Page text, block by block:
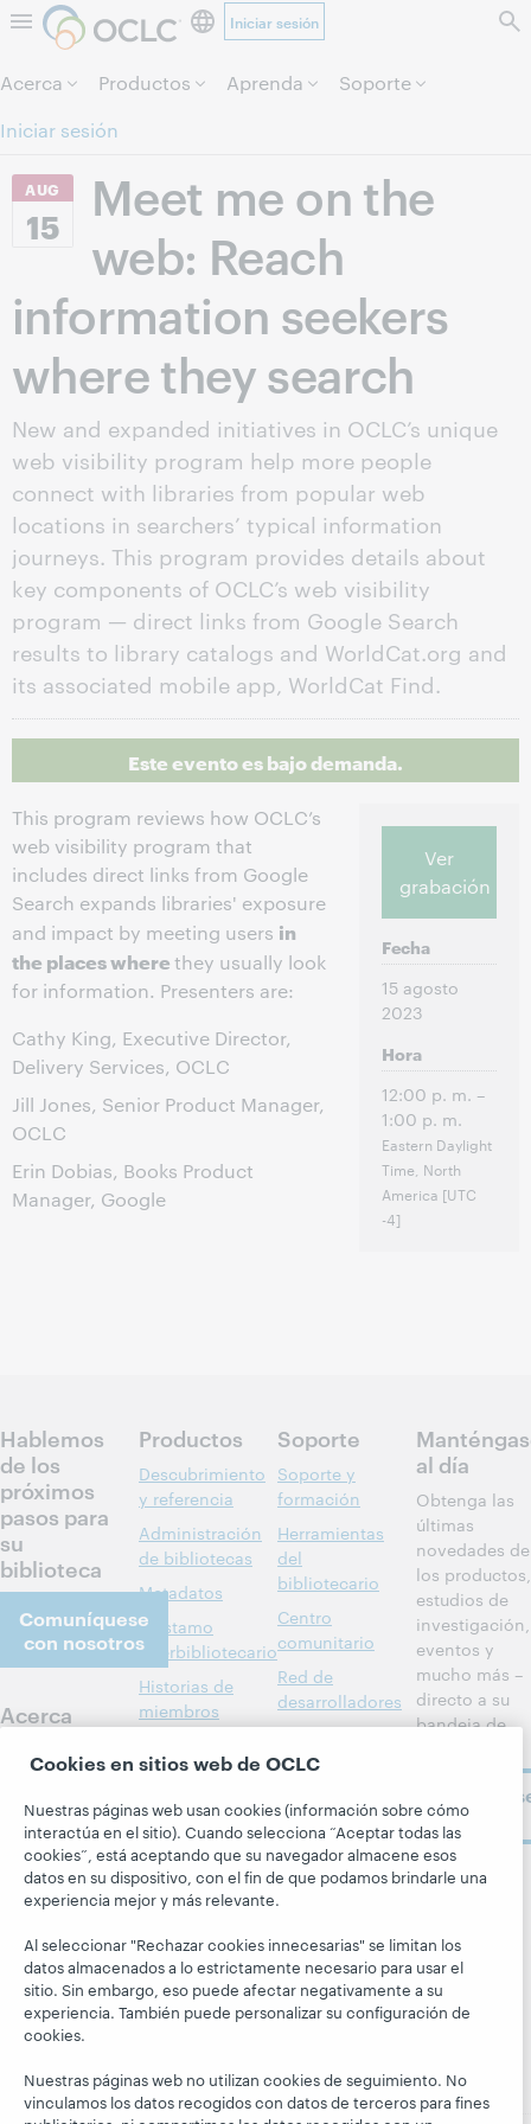
Saltar al contenido.
Iniciar sesión
Acerca Productos Aprenda
Soporte
Iniciar sesión
AUG
15
Meet me on the
web: Reach
information seekers
where they search
New and expanded initiatives in OCLC’s unique
web visibility program help more people
connect with libraries from popular web
locations in searchers’ typical information
journeys. This program provides details about
key components of OCLC’s web visibility
program — direct links from Google Search
results to library catalogs and WorldCat.org and
its associated mobile app, WorldCat Find.
Este evento es bajo demanda.
This program reviews how OCLC’s
web visibility program that
includes direct links from Google
Search expands libraries' exposure
and impact by meeting users in
the places wherethey usually look
for information. Presenters are:
Cathy King, Executive Director,
Delivery Services, OCLC
Jill Jones, Senior Product Manager,
OCLC
Erin Dobias, Books Product
Manager, Google
Ver
grabación
Fecha
15 agosto
2023
Hora
12:00 p. m. –
1:00 p. m.
Eastern Daylight
Time, North
America [UTC
-4]
Hablemos
de los
próximos
pasos para
su
biblioteca
Comuníquese
con nosotros
Acerca
OCLC
Carreras
Respeto y
pertenencia
Aspectos
Dirección
Membresía
Trust Center
Productos
Descubrimiento
y referencia
Administración
de bibliotecas
Metadatos
Préstamo
interbibliotecario
Historias de
miembros
productos y
Aprenda
Investigación
WebJunction
Eventos
Seminarios
web a la carta
Soporte
Soporte y
formación
Herramientas
del
bibliotecario
Centro
comunitario
Red de
desarrolladores
Alertas del
Blogs
Blog Next
El blog
Together
President's
Leadership
al día
Obtenga las
últimas
novedades de
los productos,
estudios de
investigación,
eventos y
mucho más –
directo a su
bandeja de
ahora
Siga a
Cookies en sitios web de OCLC
Nuestras páginas web usan cookies (información sobre cómo
interactúa en el sitio). Cuando selecciona “Aceptar todas las
cookies”, está aceptando que su navegador almacene esos
datos en su dispositivo, con el fin de que podamos brindarle una
experiencia mejor y más relevante.
Al seleccionar "Rechazar cookies innecesarias" se limitan los
datos almacenados a lo estrictamente necesario para usar el
sitio. Sin embargo, eso puede afectar negativamente a su
experiencia. También puede personalizar su configuración de
cookies.
Nuestras páginas web no utilizan cookies de seguimiento. No
vinculamos los datos recogidos con datos de terceros para fines